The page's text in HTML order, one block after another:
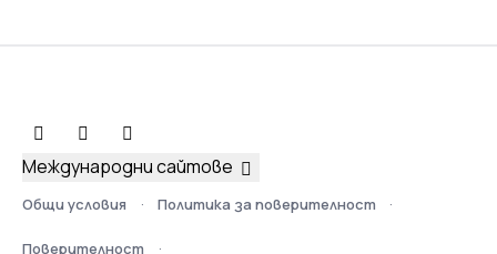
Общи условия Политика за поверителност
Поверителност
Международни сайтове